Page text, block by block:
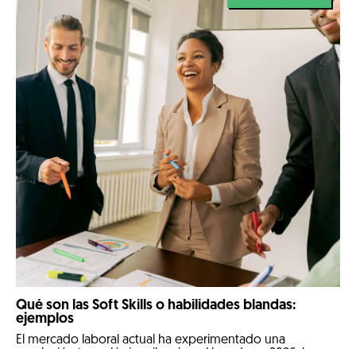
Qué son las Soft Skills o habilidades blandas:
ejemplos
El mercado laboral actual ha experimentado una